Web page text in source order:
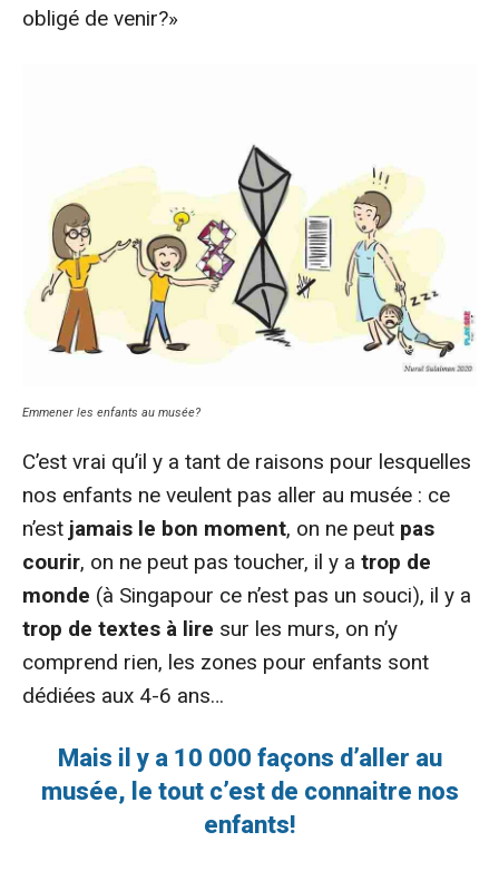
obligé de venir?»
Emmener les enfants au musée?
C’est vrai qu’il y a tant de raisons pour lesquelles
nos enfants ne veulent pas aller au musée : ce
n’est jamais le bon moment, on ne peut pas
courir, on ne peut pas toucher, il y a trop de
monde (à Singapour ce n’est pas un souci), il y a
trop de textes à lire sur les murs, on n’y
comprend rien, les zones pour enfants sont
dédiées aux 4-6 ans…
Mais il y a 10 000 façons d’aller au
musée, le tout c’est de connaitre nos
enfants!